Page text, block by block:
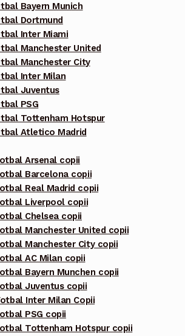
Bayern Munich
Dortmund
Inter Miami
Manchester United
Manchester City
Inter Milan
Juventus
PSG
Tottenham Hotspur
Atletico Madrid
Arsenal copii
Barcelona copii
Real Madrid copii
Liverpool copii
Chelsea copii
Manchester United copii
Manchester City copii
AC Milan copii
Bayern Munchen copii
Juventus copii
Inter Milan Copii
PSG copii
Tottenham Hotspur copii